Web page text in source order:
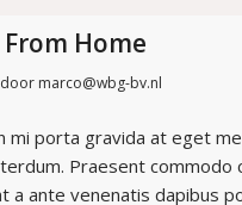
Home
door marco@wbg-bv.nl
mi porta gravida at eget
Praesent commodo
ante venenatis dapibus